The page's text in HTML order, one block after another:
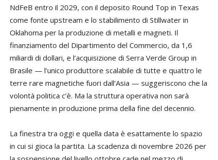
NdFeB entro il 2029, con il deposito Round Top in Texas
come fonte upstream e lo stabilimento di Stillwater in
Oklahoma per la produzione di metalli e magneti. Il
finanziamento del Dipartimento del Commercio, da 1,6
miliardi di dollari, e l’acquisizione di Serra Verde Group in
Brasile — l’unico produttore scalabile di tutte e quattro le
terre rare magnetiche fuori dall’Asia — suggeriscono che la
volontà politica c’è. Ma la struttura operativa non sarà
pienamente in produzione prima della fine del decennio.
La finestra tra oggi e quella data è esattamente lo spazio
in cui si gioca la partita. La scadenza di novembre 2026 per